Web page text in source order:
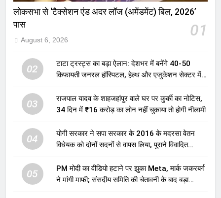
लोकसभा से ‘टैक्सेशन एंड अदर लॉज (अमेंडमेंट) बिल, 2026’
पास
01
August 6, 2026
02
टाटा ट्रस्ट्स का बड़ा ऐलान: देशभर में बनेंगे 40-50
किफायती जनरल हॉस्पिटल, हेल्थ और एजुकेशन सेक्टर में
03
राजपाल यादव के शाहजहांपुर वाले घर पर कुर्की का नोटिस,
34 दिन में ₹16 करोड़ का लोन नहीं चुकाया तो होगी नीलामी
04
योगी सरकार ने सपा सरकार के 2016 के मदरसा वेतन
विधेयक को दोनों सदनों से वापस लिया, पुराने विवादित
05
PM मोदी का वीडियो हटाने पर झुका Meta, मार्क जकरबर्ग
ने मांगी माफी; संसदीय समिति की चेतावनी के बाद बड़ा